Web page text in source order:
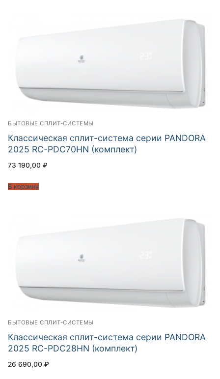
БЫТОВЫЕ СПЛИТ-СИСТЕМЫ
Классическая сплит-система серии PANDORA
2025 RC-PDC70HN (комплект)
73 190,00 ₽
В корзину
БЫТОВЫЕ СПЛИТ-СИСТЕМЫ
Классическая сплит-система серии PANDORA
2025 RC-PDC28HN (комплект)
26 690,00 ₽